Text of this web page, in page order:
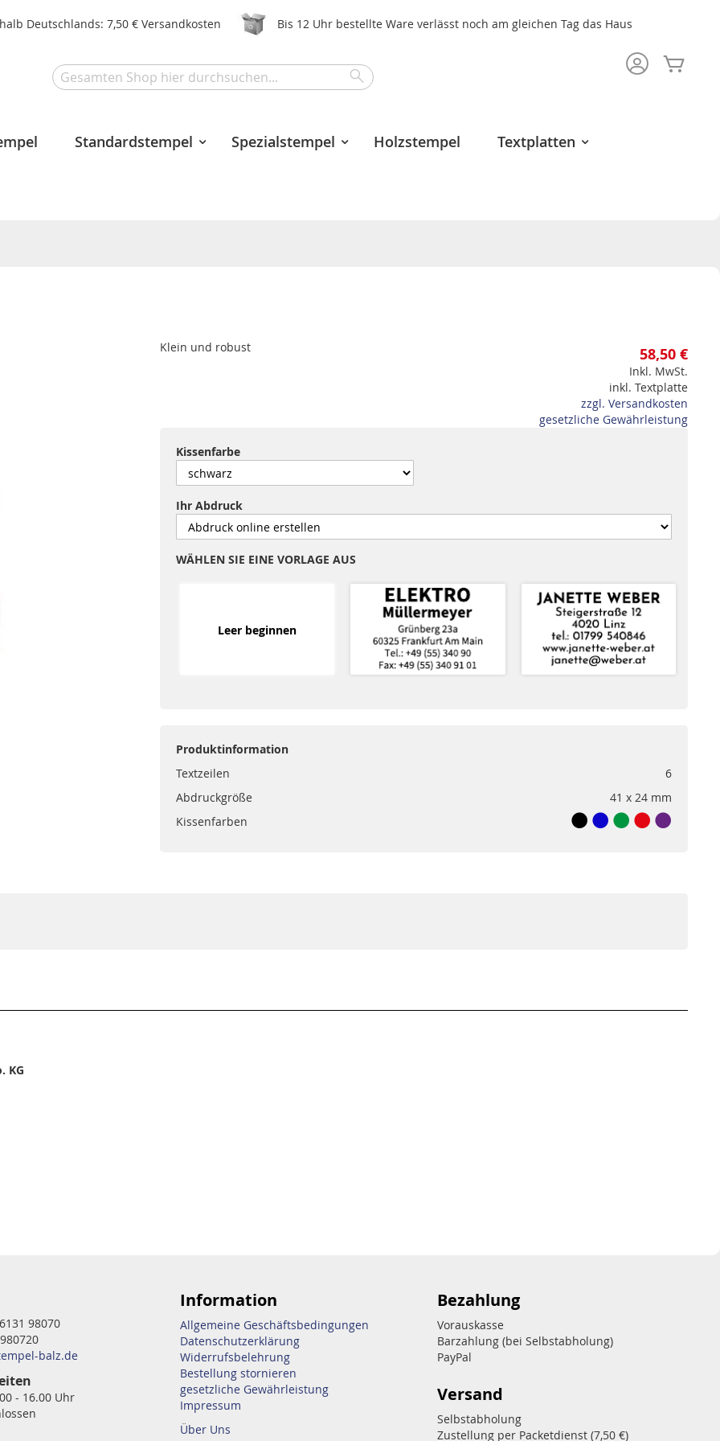
Deutschlands: 7,50 € Versandkosten Bis 12 Uhr bestellte Ware verlässt noch am gleichen Tag das Haus
Search
Standardstempel Spezialstempel Holzstempel Textplatten
58,50 €
Inkl. MwSt.
inkl. Textplatte
zzgl. Versandkosten
gesetzliche Gewährleistung
Klein und robust
Kissenfarbe
Ihr Abdruck
WÄHLEN SIE EINE VORLAGE AUS
Leer beginnen
Produktinformation
Textzeilen
6
Abdruckgröße
41 x 24 mm
Kissenfarben
KG
98070
balz.de
- 16.00 Uhr
Information
Allgemeine Geschäftsbedingungen
Datenschutzerklärung
Widerrufsbelehrung
Bestellung stornieren
gesetzliche Gewährleistung
Impressum
Über Uns
Bezahlung
Vorauskasse
Barzahlung (bei Selbstabholung)
PayPal
Versand
Selbstabholung
Zustellung per Packetdienst (7,50 €)